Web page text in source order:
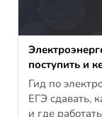
поступить и
Гид по
ЕГЭ сдавать,
и где